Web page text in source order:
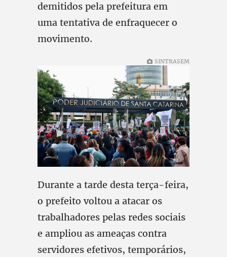
demitidos pela prefeitura em
uma tentativa de enfraquecer o
movimento.
SINTRASEM
Durante a tarde desta terça-feira,
o prefeito voltou a atacar os
trabalhadores pelas redes sociais
e ampliou as ameaças contra
servidores efetivos, temporários,